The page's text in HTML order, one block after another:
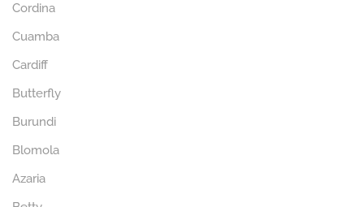
Cordina
Cuamba
Cardiff
Butterfly
Burundi
Blomola
Azaria